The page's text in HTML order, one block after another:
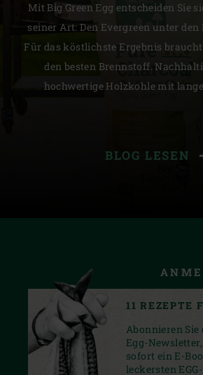
Mit Big Green Egg entscheiden Sie
seiner Art: Den Evergreen unter den
Für das köstlichste Ergebnis
den besten Brennstoff.
hochwertige Holzkohle mit
BLOG LESEN
11 REZEPTE
Abonnieren Sie
Egg-
sofort ein E-
leckersten